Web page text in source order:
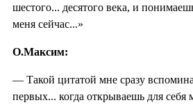
шестого... десятого века, и
меня сейчас...»
О.Максим:
— Такой цитатой мне сразу
первых... когда открываешь для себя